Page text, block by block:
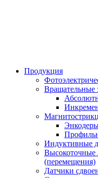
Продукция
Вращательные
Индуктивные
Высокоточные
(перемещения)
Датчики